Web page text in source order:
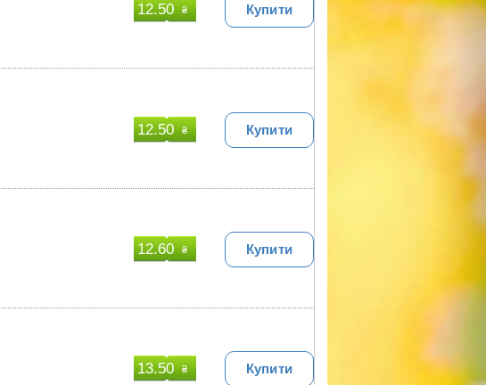
12.50 ₴ Купити
12.50 ₴ Купити
12.60 ₴ Купити
13.50 ₴ Купити